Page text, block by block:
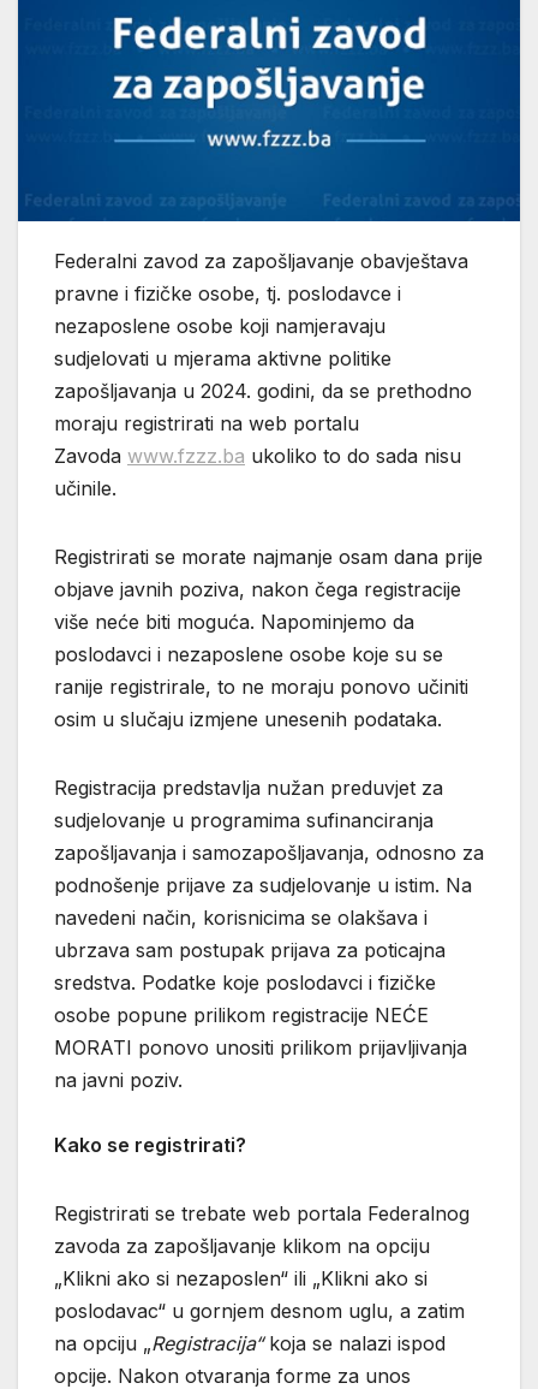
Federalni zavod za zapošljavanje obavještava
pravne i fizičke osobe, tj. poslodavce i
nezaposlene osobe koji namjeravaju
sudjelovati u mjerama aktivne politike
zapošljavanja u 2024. godini, da se prethodno
moraju registrirati na web portalu
Zavoda www.fzzz.ba ukoliko to do sada nisu
učinile.
Registrirati se morate najmanje osam dana prije
objave javnih poziva, nakon čega registracije
više neće biti moguća. Napominjemo da
poslodavci i nezaposlene osobe koje su se
ranije registrirale, to ne moraju ponovo učiniti
osim u slučaju izmjene unesenih podataka.
Registracija predstavlja nužan preduvjet za
sudjelovanje u programima sufinanciranja
zapošljavanja i samozapošljavanja, odnosno za
podnošenje prijave za sudjelovanje u istim. Na
navedeni način, korisnicima se olakšava i
ubrzava sam postupak prijava za poticajna
sredstva. Podatke koje poslodavci i fizičke
osobe popune prilikom registracije NEĆE
MORATI ponovo unositi prilikom prijavljivanja
na javni poziv.
Kako se registrirati?
Registrirati se trebate web portala Federalnog
zavoda za zapošljavanje klikom na opciju
„Klikni ako si nezaposlen“ ili „Klikni ako si
poslodavac“ u gornjem desnom uglu, a zatim
na opciju „Registracija“koja se nalazi ispod
opcije. Nakon otvaranja forme za unos